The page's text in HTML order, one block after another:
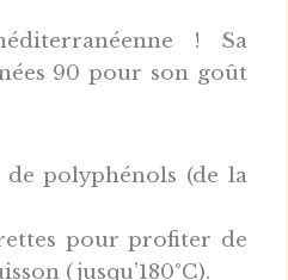
! Sa
90 pour son goût
de polyphénols (de la
pour profiter de
(jusqu’180°C).